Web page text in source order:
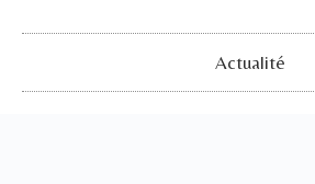
Actualité